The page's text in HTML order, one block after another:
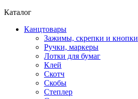
Каталог
Канцтовары
Зажимы, скрепки и кнопки
Ручки, маркеры
Лотки для бумаг
Клей
Скотч
Скобы
Степлер